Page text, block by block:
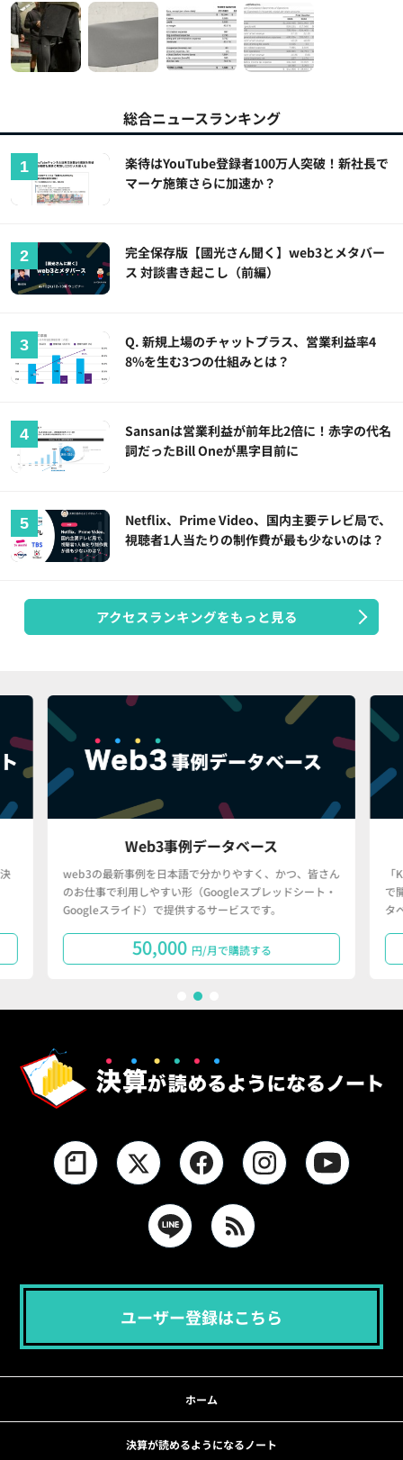
総合ニュースランキング
楽待はYouTube登録者100万人突破！新社長で
マーケ施策さらに加速か？
完全保存版【國光さん聞く】web3とメタバー
ス 対談書き起こし（前編）
Q. 新規上場のチャットプラス、営業利益率4
8%を生む3つの仕組みとは？
Sansanは営業利益が前年比2倍に！赤字の代名
詞だったBill Oneが黒字目前に
Netflix、Prime Video、国内主要テレビ局で、
視聴者1人当たりの制作費が最も少ないのは？
アクセスランキングをもっと見る
Web3事例データベース
web3の最新事例を日本語で分かりやすく、かつ、皆さん
のお仕事で利用しやすい形（Googleスプレッドシート・
Googleスライド）で提供するサービスです。
50,000 円/月で購読する
で
タ
ユーザー登録はこちら
ホーム
決算が読めるようになるノート